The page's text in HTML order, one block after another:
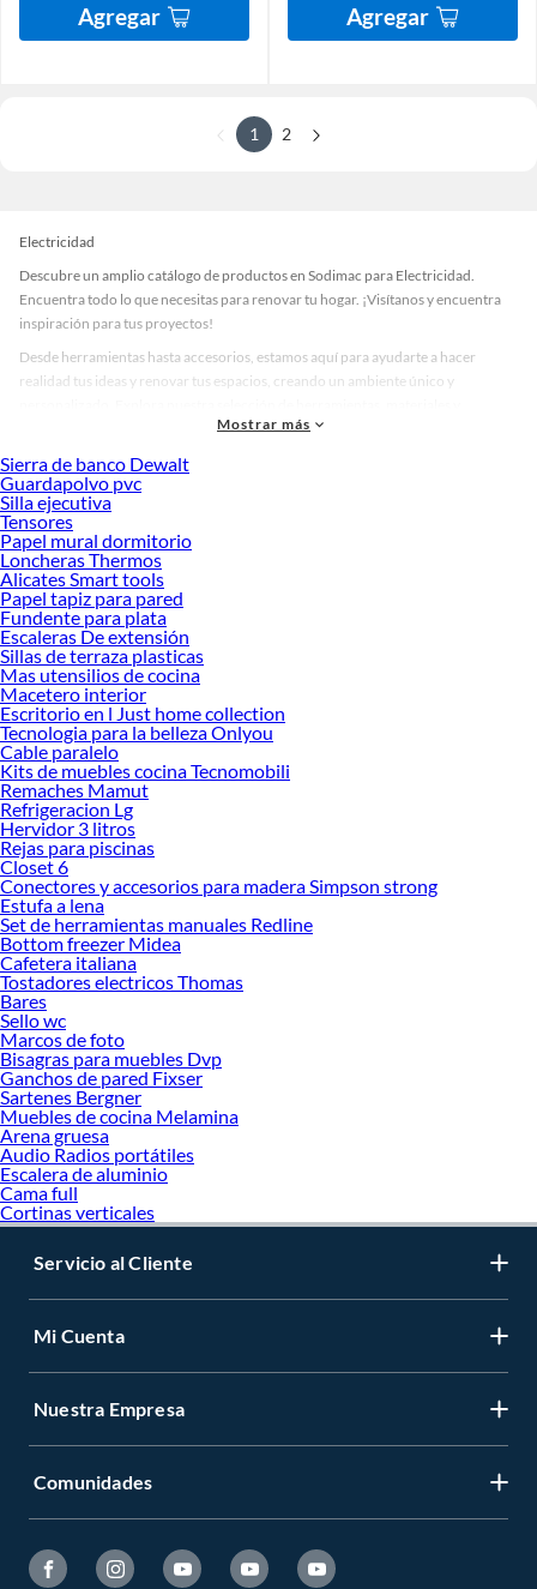
Agregar Agregar
1 2
Electricidad
Descubre un amplio catálogo de productos en Sodimac para Electricidad.
Encuentra todo lo que necesitas para renovar tu hogar. ¡Visítanos y encuentra
inspiración para tus proyectos!
Desde herramientas hasta accesorios, estamos aquí para ayudarte a hacer
realidad tus ideas y renovar tus espacios, creando un ambiente único y
accesorios de calidad que te ayudarán a crear un espacio más tú.
Desde remodelaciones hasta proyectos de decoración, estamos aquí para hacer
tus ideas realidad. ¡Visítanos y encuentra todo lo que tenemos para ofrecerte en
Electricidad!
Explora la variedad de productos de Electricidad en Sodimac
Herramientas, materiales y accesorios de calidad para tus proyectos y
renovación de espacios. ¡Visítanos y descubre todo lo que tenemos para
ofrecerte!
Encuentra una amplia variedad de productos de Electricidad en Sodimac.
Encuentra todo lo necesario para tus proyectos de renovación y decoración.
¡Visítanos y haz tus ideas realidad!
Mostrar más
Sierra de banco Dewalt
Guardapolvo pvc
Silla ejecutiva
Tensores
Papel mural dormitorio
Loncheras Thermos
Alicates Smart tools
Papel tapiz para pared
Fundente para plata
Escaleras De extensión
Sillas de terraza plasticas
Mas utensilios de cocina
Macetero interior
Escritorio en l Just home collection
Tecnologia para la belleza Onlyou
Cable paralelo
Kits de muebles cocina Tecnomobili
Remaches Mamut
Refrigeracion Lg
Hervidor 3 litros
Rejas para piscinas
Closet 6
Conectores y accesorios para madera Simpson strong
Estufa a lena
Set de herramientas manuales Redline
Bottom freezer Midea
Cafetera italiana
Tostadores electricos Thomas
Bares
Sello wc
Marcos de foto
Bisagras para muebles Dvp
Ganchos de pared Fixser
Sartenes Bergner
Muebles de cocina Melamina
Arena gruesa
Audio Radios portátiles
Escalera de aluminio
Cama full
Cortinas verticales
Servicio al Cliente
Mi Cuenta
Nuestra Empresa
Comunidades